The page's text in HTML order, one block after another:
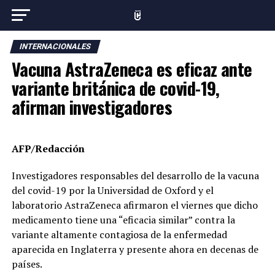
INTERNACIONALES
Vacuna AstraZeneca es eficaz ante
variante británica de covid-19,
afirman investigadores
AFP/Redacción
Investigadores responsables del desarrollo de la vacuna
del covid-19 por la Universidad de Oxford y el
laboratorio AstraZeneca afirmaron el viernes que dicho
medicamento tiene una “eficacia similar” contra la
variante altamente contagiosa de la enfermedad
aparecida en Inglaterra y presente ahora en decenas de
países.